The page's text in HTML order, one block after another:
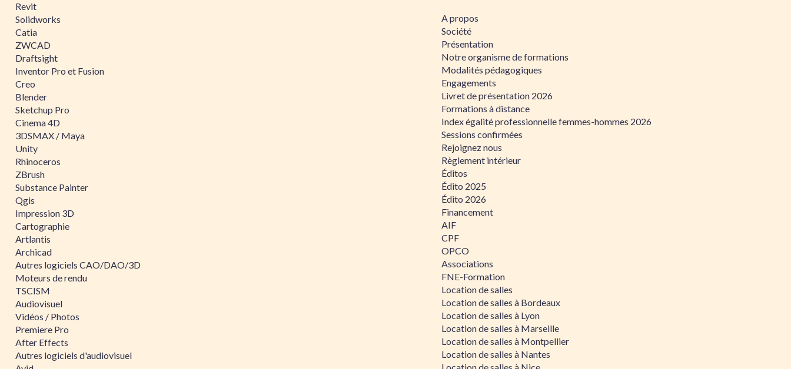
Revit
Solidworks
Catia
ZWCAD
Draftsight
Inventor Pro et Fusion
Creo
Blender
Sketchup Pro
Cinema 4D
3DSMAX / Maya
Unity
Rhinoceros
ZBrush
Substance Painter
Qgis
Impression 3D
Cartographie
Artlantis
Archicad
Autres logiciels CAO/DAO/3D
Moteurs de rendu
TSCISM
Audiovisuel
Vidéos / Photos
Premiere Pro
After Effects
Autres logiciels d'audiovisuel
A propos
Société
Présentation
Notre organisme de formations
Modalités pédagogiques
Engagements
Livret de présentation 2026
Formations à distance
Index égalité professionnelle femmes-hommes 2026
Sessions confirmées
Rejoignez nous
Règlement intérieur
Éditos
Édito 2025
Édito 2026
Financement
AIF
CPF
OPCO
Associations
FNE-Formation
Location de salles
Location de salles à Bordeaux
Location de salles à Lyon
Location de salles à Marseille
Location de salles à Montpellier
Location de salles à Nantes